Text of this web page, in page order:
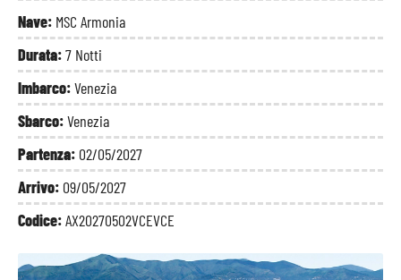
Nave: MSC Armonia
Durata:7 Notti
Imbarco:Venezia
Sbarco:Venezia
Partenza: 02/05/2027
Arrivo: 09/05/2027
Codice:AX20270502VCEVCE